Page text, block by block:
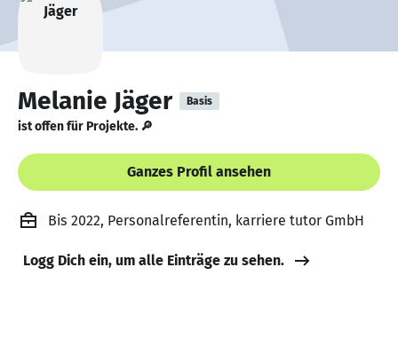
Melanie Jäger Basis
ist offen für Projekte. 🔎
Ganzes Profil ansehen
Bis 2022, Personalreferentin, karriere tutor GmbH
Logg Dich ein, um alle Einträge zu sehen.